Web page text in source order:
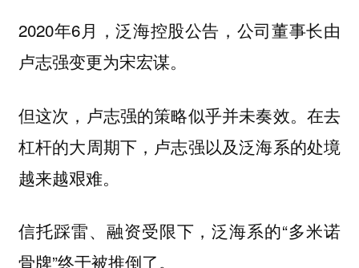
2020年6月，泛海控股公告，公司董事长由
卢志强变更为宋宏谋。
但这次，卢志强的策略似乎并未奏效。在去
杠杆的大周期下，卢志强以及泛海系的处境
越来越艰难。
信托踩雷、融资受限下，泛海系的“多米诺
骨牌”终于被推倒了。